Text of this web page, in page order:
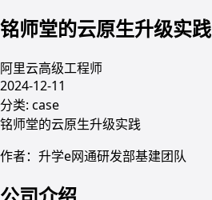
铭师堂的云原生升级实践
阿里云高级工程师
2024-12-11
分类: case
铭师堂的云原生升级实践
作者：升学e网通研发部基建团队